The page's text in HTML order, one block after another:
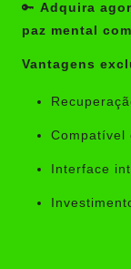
🔑 Adquira
paz mental
Vantagens
Compatível
Interface